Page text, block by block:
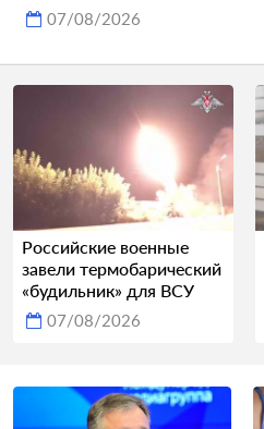
07/08/2026
Российские военные
завели термобарический
«будильник» для ВСУ
07/08/2026